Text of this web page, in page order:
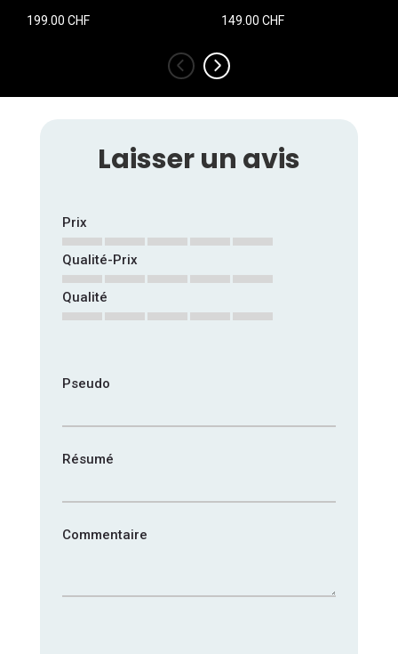
199.00 CHF
149.00 CHF
‹ ›
Laisser un avis
Prix
1
star
2
stars
3
stars
4
stars
5
stars
Qualité-Prix
1
star
2
stars
3
stars
4
stars
5
stars
Qualité
Pseudo
Résumé
Commentaire